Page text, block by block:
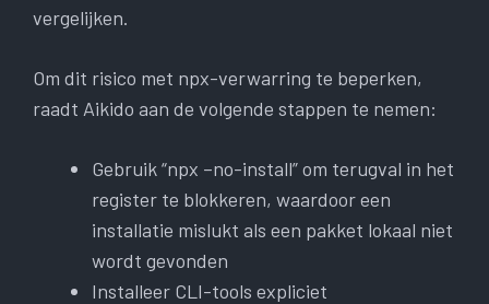
vergelijken.
Om dit risico met npx-verwarring te beperken,
raadt Aikido aan de volgende stappen te nemen:
Gebruik “npx –no-install” om terugval in het
register te blokkeren, waardoor een
installatie mislukt als een pakket lokaal niet
wordt gevonden
Installeer CLI-tools expliciet